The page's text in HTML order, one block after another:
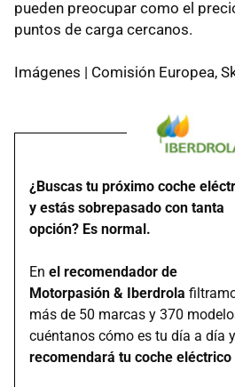
pueden preocupar como el
puntos de carga cercanos.
Imágenes | Comisión Europea,
¿Buscas tu próximo coche
y estás sobrepasado con tanta
opción? Es normal.
En el recomendador de
Motorpasión & Iberdrola
más de 50 marcas y 370
cuéntanos cómo es tu día a día
recomendará tu coche